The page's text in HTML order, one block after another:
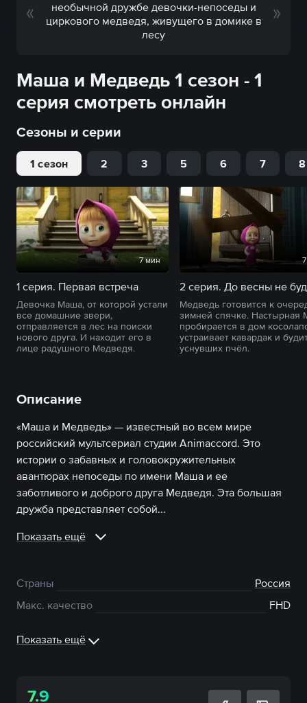
необычной дружбе девочки-непоседы и
циркового медведя, живущего в домике в
лесу
Маша и Медведь 1 сезон - 1
серия смотреть онлайн
Сезоны и серии
1 сезон 2 3 5 6 7 8
7 мин
1 серия. Первая встреча
Девочка Маша, от которой устали
все домашние звери,
отправляется в лес на поиски
нового друга. И находит его в
лице радушного Медведя.
2 серия. До весны не
Медведь готовится к
зимней спячке. Настырная
пробирается в дом
устраивает кавардак и
уснувших пчёл.
Описание
«Маша и Медведь» — известный во всем мире
российский мультсериал студии Animaccord. Это
истории о забавных и головокружительных
авантюрах непоседы по имени Маша и ее
заботливого и доброго друга Медведя. Эта большая
дружба представляет собой...
Показать ещё
Страны
Россия
Макс. качество
FHD
Показать ещё
7.9